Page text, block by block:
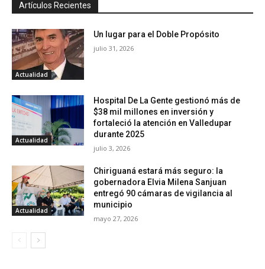
Artículos Recientes
Actualidad
Un lugar para el Doble Propósito
julio 31, 2026
Actualidad
Hospital De La Gente gestionó más de
$38 mil millones en inversión y
fortaleció la atención en Valledupar
durante 2025
julio 3, 2026
Actualidad
Chiriguaná estará más seguro: la
gobernadora Elvia Milena Sanjuan
entregó 90 cámaras de vigilancia al
municipio
mayo 27, 2026